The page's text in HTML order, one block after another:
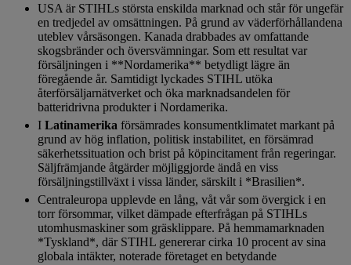
USA är STIHLs största enskilda marknad och står för ungefär
en tredjedel av omsättningen. På grund av väderförhållandena
uteblev vårsäsongen. Kanada drabbades av omfattande
skogsbränder och översvämningar. Som ett resultat var
försäljningen i **Nordamerika** betydligt lägre än
föregående år. Samtidigt lyckades STIHL utöka
återförsäljarnätverket och öka marknadsandelen för
batteridrivna produkter i Nordamerika.
I Latinamerika försämrades konsumentklimatet markant på
grund av hög inflation, politisk instabilitet, en försämrad
säkerhetssituation och brist på köpincitament från regeringar.
Säljfrämjande åtgärder möjliggjorde ändå en viss
försäljningstillväxt i vissa länder, särskilt i *Brasilien*.
Centraleuropa upplevde en lång, våt vår som övergick i en
torr försommar, vilket dämpade efterfrågan på STIHLs
utomhusmaskiner som gräsklippare. På hemmamarknaden
*Tyskland*, där STIHL genererar cirka 10 procent av sina
globala intäkter, noterade företaget en betydande